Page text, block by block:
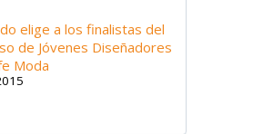
elige a los finalistas del
de Jóvenes Diseñadores
Moda